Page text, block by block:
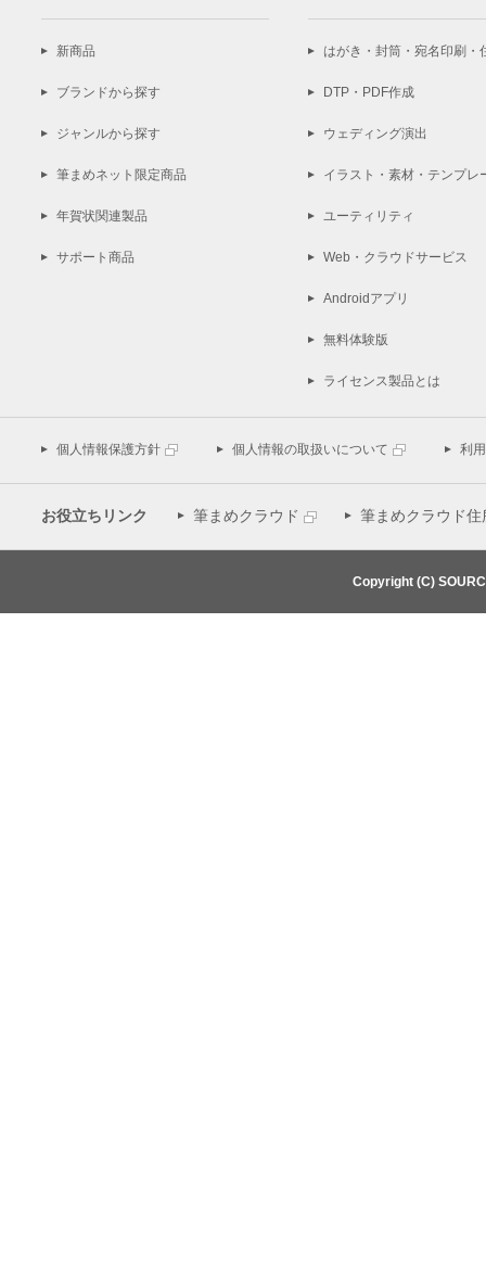
新商品
ブランドから探す
ジャンルから探す
筆まめネット限定商品
年賀状関連製品
サポート商品
はがき・封筒・宛名印刷・
DTP・PDF作成
ウェディング演出
イラスト・素材・テンプレ
ユーティリティ
Web・クラウドサービス
Androidアプリ
無料体験版
ライセンス製品とは
個人情報保護方針 個人情報の取扱いについて 利
お役立ちリンク 筆まめクラウド 筆まめクラウド住
Copyright (C)